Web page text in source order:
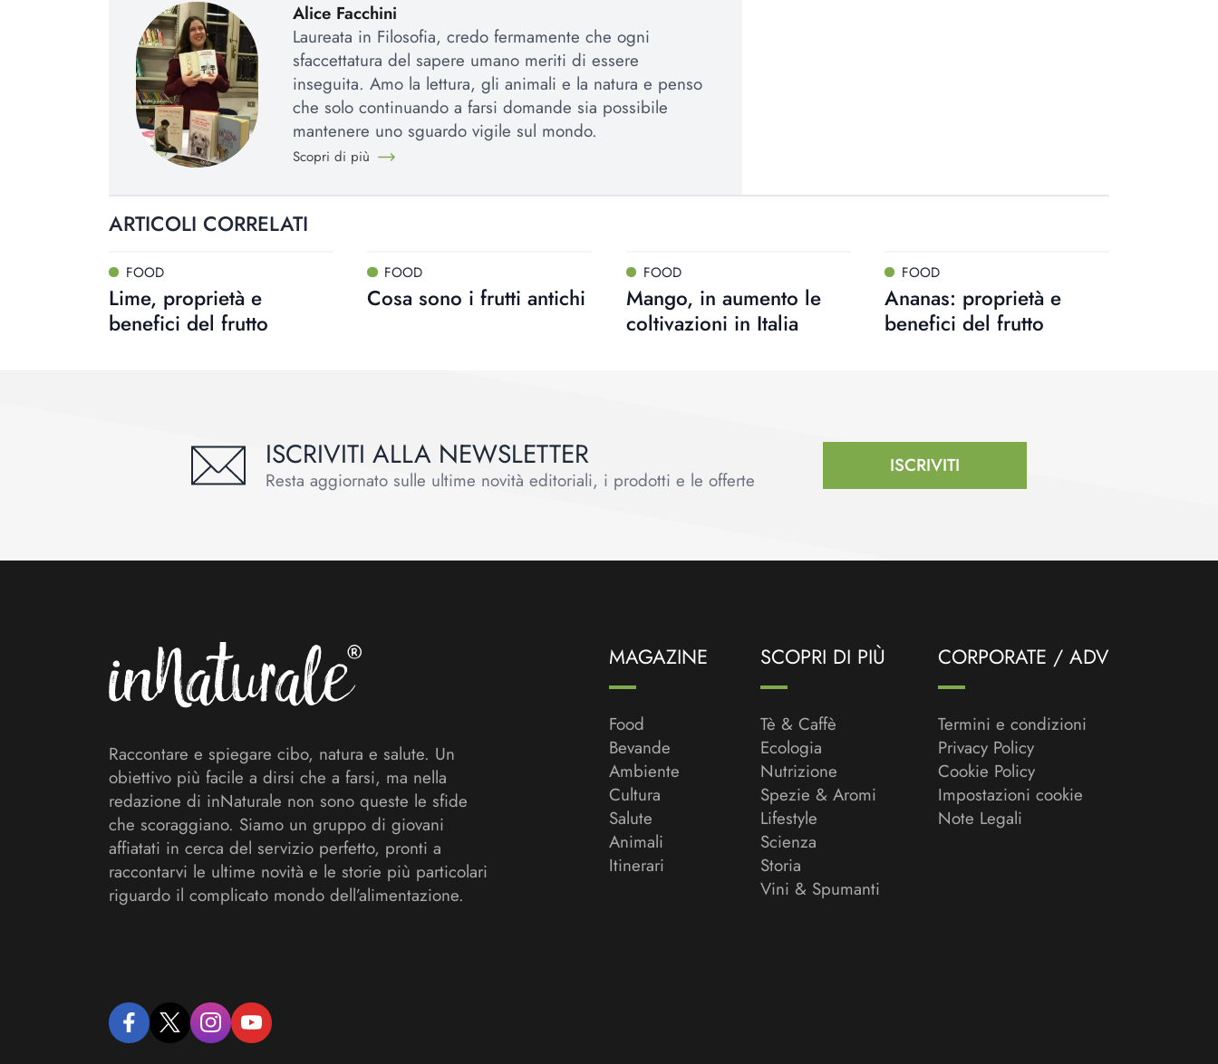
Alice Facchini
Laureata in Filosofia, credo fermamente che ogni
sfaccettatura del sapere umano meriti di essere
inseguita. Amo la lettura, gli animali e la natura e penso
che solo continuando a farsi domande sia possibile
mantenere uno sguardo vigile sul mondo.
Scopri di più
ARTICOLI CORRELATI
FOOD
Lime, proprietà e
benefici del frutto
FOOD
Cosa sono i frutti antichi
FOOD
Mango, in aumento le
coltivazioni in Italia
FOOD
Ananas: proprietà e
benefici del frutto
ISCRIVITI ALLA NEWSLETTER
Resta aggiornato sulle ultime novità editoriali, i prodotti e le offerte
ISCRIVITI
Raccontare e spiegare cibo, natura e salute. Un
obiettivo più facile a dirsi che a farsi, ma nella
redazione di inNaturale non sono queste le sfide
che scoraggiano. Siamo un gruppo di giovani
affiatati in cerca del servizio perfetto, pronti a
raccontarvi le ultime novità e le storie più particolari
riguardo il complicato mondo dell’alimentazione.
facebooktwitter instagramyoutube
MAGAZINE
Food
Bevande
Ambiente
Cultura
Salute
Animali
Itinerari
SCOPRI DI PIÙ
Tè & Caffè
Ecologia
Nutrizione
Spezie & Aromi
Lifestyle
Scienza
Storia
Vini & Spumanti
CORPORATE / ADV
Termini e condizioni
Privacy Policy
Cookie Policy
Impostazioni cookie
Note Legali